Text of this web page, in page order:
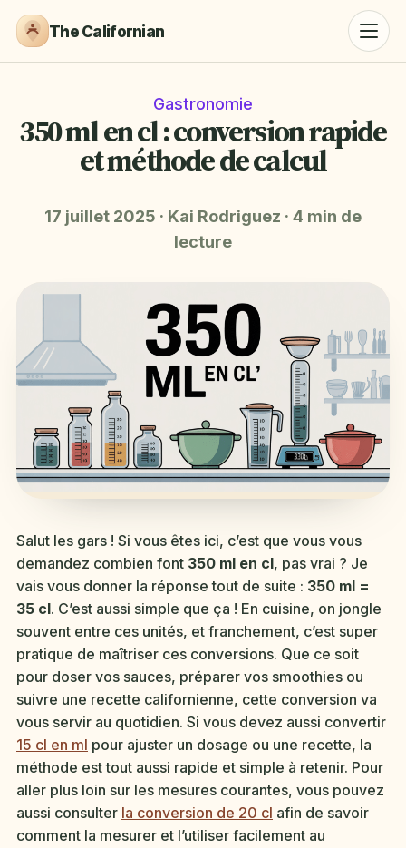
The Californian
Gastronomie
350 ml en cl : conversion rapide
et méthode de calcul
17 juillet 2025 · Kai Rodriguez · 4 min de
lecture
Salut les gars ! Si vous êtes ici, c’est que vous vous
demandez combien font 350 ml en cl, pas vrai ? Je
vais vous donner la réponse tout de suite : 350 ml =
35 cl. C’est aussi simple que ça ! En cuisine, on jongle
souvent entre ces unités, et franchement, c’est super
pratique de maîtriser ces conversions. Que ce soit
pour doser vos sauces, préparer vos smoothies ou
suivre une recette californienne, cette conversion va
vous servir au quotidien. Si vous devez aussi convertir
15 cl en ml pour ajuster un dosage ou une recette, la
méthode est tout aussi rapide et simple à retenir. Pour
aller plus loin sur les mesures courantes, vous pouvez
aussi consulter la conversion de 20 cl afin de savoir
comment la mesurer et l’utiliser facilement au